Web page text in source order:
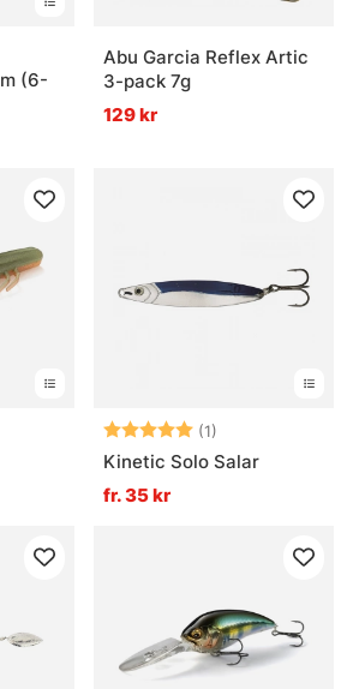
5 stjärnor
(6-
Abu Garcia Reflex Artic
3-pack 7g
129 kr
5 stjärnorBetyg: (1)
Kinetic Solo Salar
fr. 35 kr